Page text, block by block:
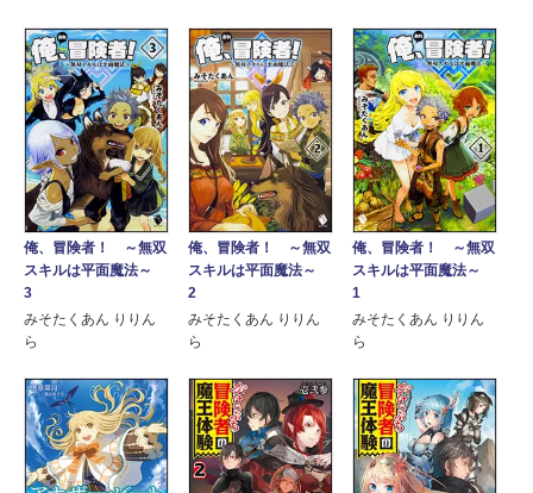
俺、冒険者！ ～無双
スキルは平面魔法～
3
みそたくあん りりん
ら
俺、冒険者！ ～無双
スキルは平面魔法～
2
みそたくあん りりん
ら
俺、冒険者！ ～無双
スキルは平面魔法～
1
みそたくあん りりん
ら